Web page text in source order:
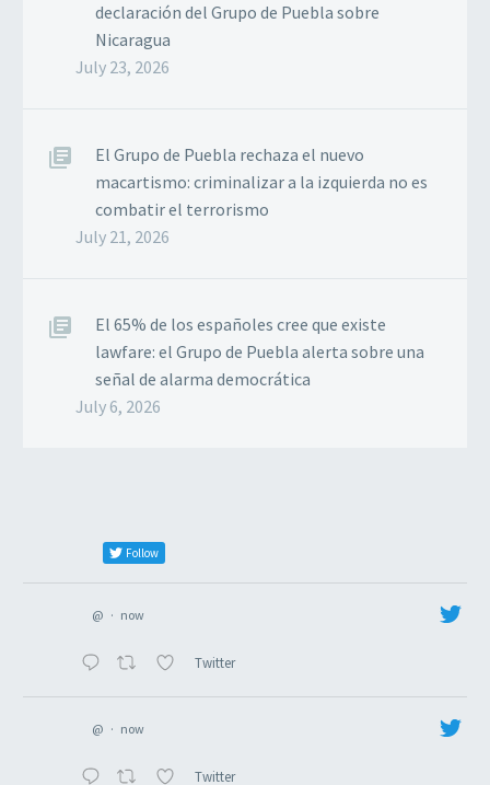
declaración del Grupo de Puebla sobre
Nicaragua
July 23, 2026
El Grupo de Puebla rechaza el nuevo
macartismo: criminalizar a la izquierda no es
combatir el terrorismo
July 21, 2026
El 65% de los españoles cree que existe
lawfare: el Grupo de Puebla alerta sobre una
señal de alarma democrática
July 6, 2026
Follow
@ · now
Twitter
@ · now
Twitter